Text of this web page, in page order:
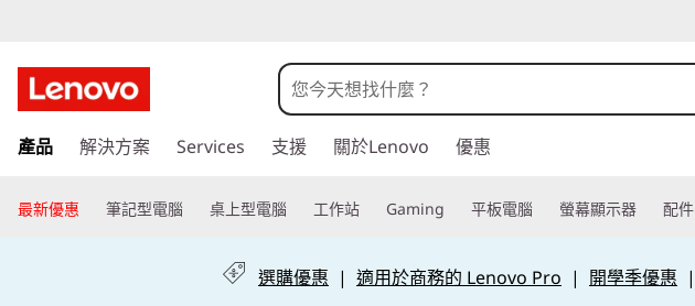
麼
是
圍
至
要
產品 解決方案 Services 支援 關於Lenovo 優惠
最新優惠 筆記型電腦 桌上型電腦 工作站 Gaming 平板電腦 螢幕顯示器 配件
選購優惠 | 適用於商務的 Lenovo Pro | 開學季優惠 |